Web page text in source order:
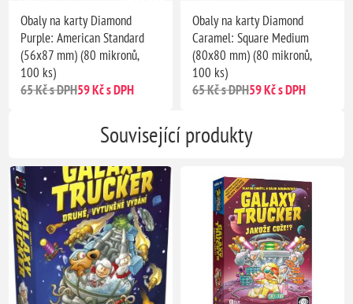
Obaly na karty Diamond
Purple: American Standard
(56x87 mm) (80 mikronů,
100 ks)
65 Kč s DPH59 Kč s DPH
Obaly na karty Diamond
Caramel: Square Medium
(80x80 mm) (80 mikronů,
100 ks)
65 Kč s DPH59 Kč s DPH
Související produkty